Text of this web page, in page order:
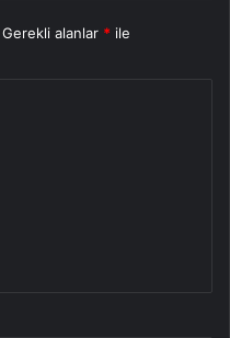
Gerekli alanlar * ile